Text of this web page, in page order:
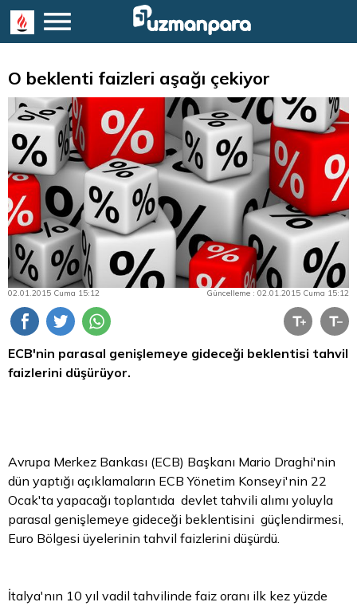
O beklenti faizleri aşağı çekiyor
02.01.2015 Cuma 15:12 Güncelleme : 02.01.2015 Cuma 15:12
ECB'nin parasal genişlemeye gideceği beklentisi tahvil
faizlerini düşürüyor.
Avrupa Merkez Bankası (ECB) Başkanı Mario Draghi'nin
dün yaptığı açıklamaların ECB Yönetim Konseyi'nin 22
Ocak'ta yapacağı toplantıda devlet tahvili alımı yoluyla
parasal genişlemeye gideceği beklentisini güçlendirmesi,
Euro Bölgesi üyelerinin tahvil faizlerini düşürdü.
İtalya'nın 10 yıl vadil tahvilinde faiz oranı ilk kez yüzde